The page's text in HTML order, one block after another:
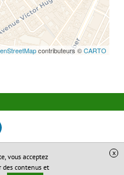
contributeurs ©CARTO
Avocat
Confidentialité
vous acceptez
des contenus et
x